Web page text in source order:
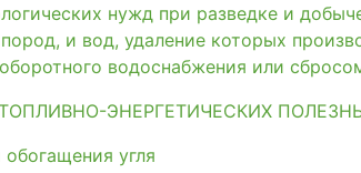
нужд при разведке и
и вод, удаление которых
водоснабжения или
ЭНЕРГЕТИЧЕСКИХ
угля